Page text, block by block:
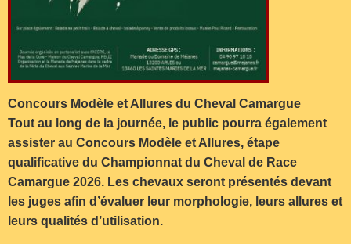
Concours Modèle et Allures du Cheval Camargue
Tout au long de la journée, le public pourra également
assister au Concours Modèle et Allures, étape
qualificative du Championnat du Cheval de Race
Camargue 2026. Les chevaux seront présentés devant
les juges afin d’évaluer leur morphologie, leurs allures et
leurs qualités d’utilisation.